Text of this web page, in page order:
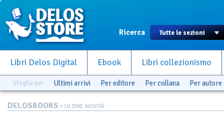
Ricerca
Libri Delos Digital Ebook Libri collezionismo
Sfoglia per Ultimi arrivi Per editore Per collana Per autore
DELOSBOOKS > ULTIME NOVITÀ